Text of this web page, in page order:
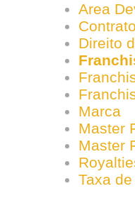
Area
Direito
Marca
Master
Master
Taxa